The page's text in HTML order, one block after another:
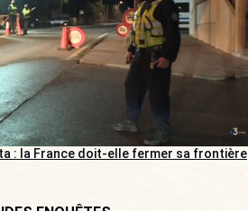
: la France doit-elle fermer sa frontière